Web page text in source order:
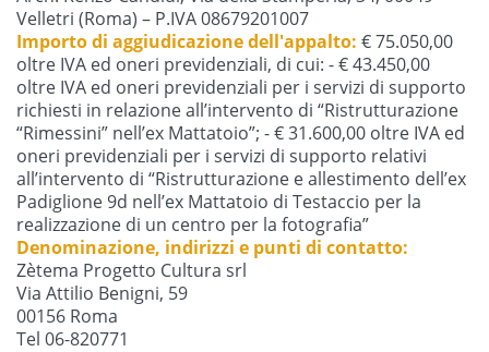
Velletri (Roma) – P.IVA 08679201007
Importo di aggiudicazione dell'appalto: € 75.050,00
oltre IVA ed oneri previdenziali, di cui: - € 43.450,00
oltre IVA ed oneri previdenziali per i servizi di supporto
richiesti in relazione all’intervento di “Ristrutturazione
“Rimessini” nell’ex Mattatoio”; - € 31.600,00 oltre IVA ed
oneri previdenziali per i servizi di supporto relativi
all’intervento di “Ristrutturazione e allestimento dell’ex
Padiglione 9d nell’ex Mattatoio di Testaccio per la
realizzazione di un centro per la fotografia”
Denominazione, indirizzi e punti di contatto:
Zètema Progetto Cultura srl
Via Attilio Benigni, 59
00156 Roma
Tel 06-820771